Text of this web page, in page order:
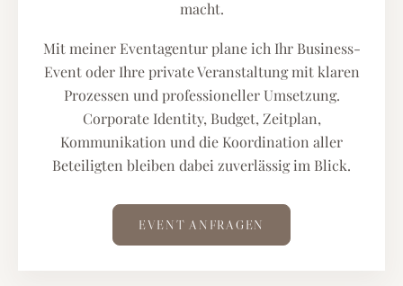
macht.
Mit meiner Eventagentur plane ich Ihr Business-
Event oder Ihre private Veranstaltung mit klaren
Prozessen und professioneller Umsetzung.
Corporate Identity, Budget, Zeitplan,
Kommunikation und die Koordination aller
Beteiligten bleiben dabei zuverlässig im Blick.
EVENT ANFRAGEN